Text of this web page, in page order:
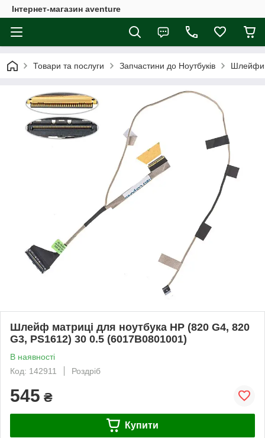
Інтернет-магазин aventure
Товари та послуги Запчастини до Ноутбуків Шлейфи
Шлейф матриці для ноутбука НР (820 G4, 820
G3, PS1612) 30 0.5 (6017B0801001)
В наявності
Код: 142911
Роздріб
545 ₴
Купити